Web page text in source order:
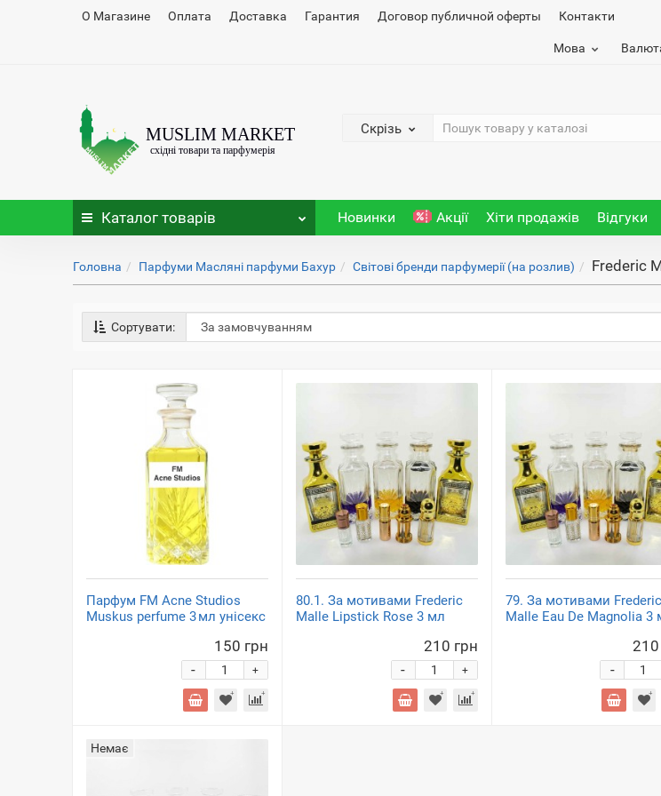
О Магазине Оплата Доставка Гарантия Договор публичной оферты Контакти
Мова
Скрізь
Каталог товарів Новинки Акції Хіти продажів Відгуки
Головна Парфуми Масляні парфуми Бахур Світові бренди парфумерії (на розлив) Frederic
Сортувати:
Парфум FM Acne Studios
Muskus perfume 3 мл унісекс
150 грн
+
-
80.1. За мотивами Frederic
Malle Lipstick Rose 3 мл
210 грн
+
-
79. За мотивами Frederic
Malle Eau De Magnolia 3
210
-
Немає